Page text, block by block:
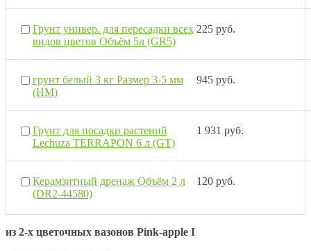
Грунт универ. для пересадки всех
видов цветов Объём 5л (GR5)
225 руб.
грунт белый 3 кг Размер 3-5 мм
(НМ)
945 руб.
Грунт для посадки растений
Lechuza TERRAPON 6 л (GT)
1 931 руб.
Керамзитный дренаж Объём 2 л
(DR2-44580)
120 руб.
из 2-х цветочных вазонов Pink-apple I